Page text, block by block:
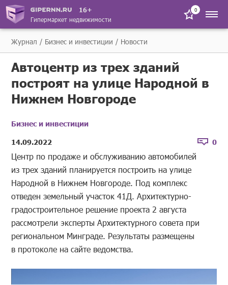
16+
Гипермаркет недвижимости
0
Журнал Бизнес и инвестиции Новости
Автоцентр из трех зданий
построят на улице Народной в
Нижнем Новгороде
Бизнес и инвестиции
14.09.2022
0
Центр по продаже и обслуживанию автомобилей
из трех зданий планируется построить на улице
Народной в Нижнем Новгороде. Под комплекс
отведен земельный участок 41Д. Архитектурно-
градостроительное решение проекта 2 августа
рассмотрели эксперты Архитектурного совета при
региональном Минграде. Результаты размещены
в протоколе на сайте ведомства.